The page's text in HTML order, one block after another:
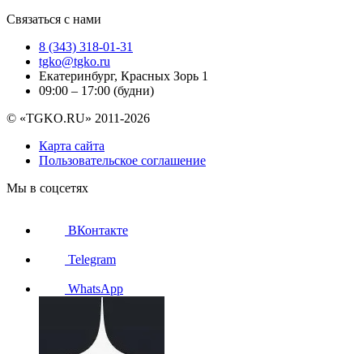
Связаться с нами
8 (343) 318-01-31
tgko@tgko.ru
Екатеринбург, Красных Зорь 1
09:00 – 17:00 (будни)
© «TGKO.RU» 2011-2026
Карта сайта
Пользовательское соглашение
Мы в соцсетях
ВКонтакте
Telegram
WhatsApp